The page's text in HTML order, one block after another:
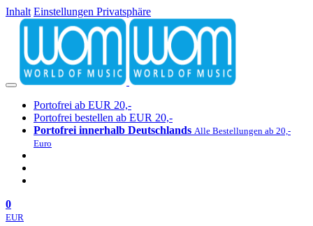
Inhalt Einstellungen Privatsphäre
Portofrei ab EUR 20,-
Portofrei bestellen ab EUR 20,-
Portofrei innerhalb Deutschlands Alle Bestellungen ab 20,-
Euro
0
EUR